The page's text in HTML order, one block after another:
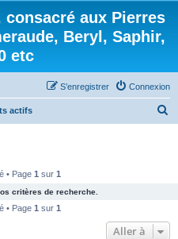
consacré aux Pierres
Beryl, Saphir,
etc
Connexion
S’enregistrer
actifs
c
• Page 1 sur 1
critères de recherche.
• Page 1 sur 1
Aller à